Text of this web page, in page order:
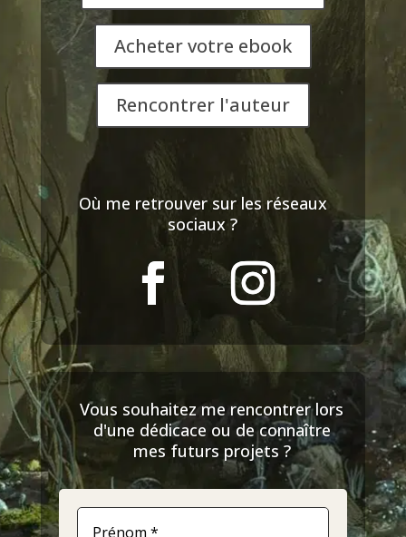
Acheter votre ebook
Rencontrer l'auteur
Où me retrouver sur les réseaux
sociaux ?
Vous souhaitez me rencontrer lors
d'une dédicace ou de connaître
mes futurs projets ?